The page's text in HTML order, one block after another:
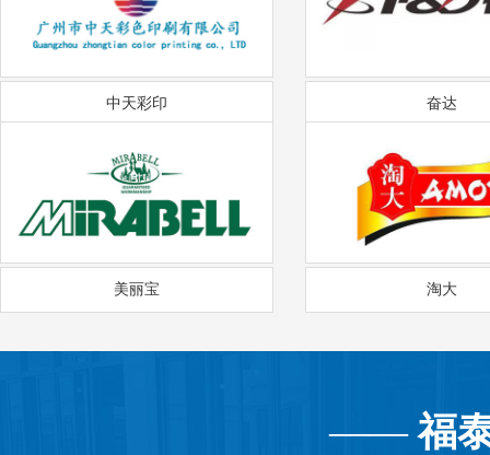
中天彩印 奋达
美丽宝 淘大
——福